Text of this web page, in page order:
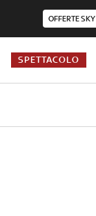
OFFERTE SKY
SPETTACOLO